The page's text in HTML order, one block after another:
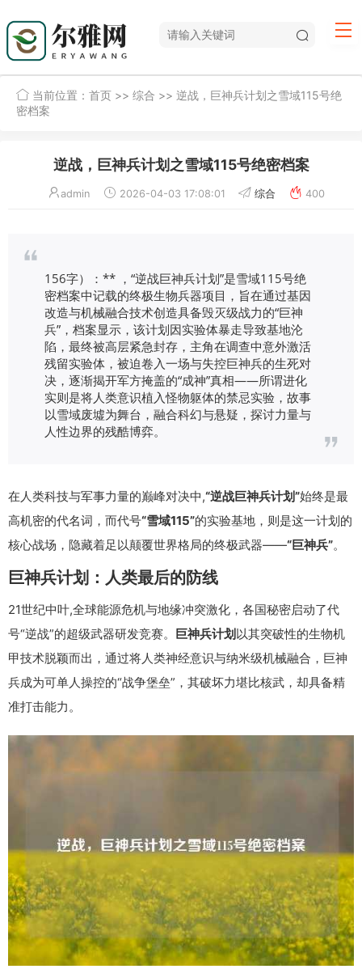
当前位置： 首页 >> 综合 >> 逆战，巨神兵计划之雪域115号绝
密档案
逆战，巨神兵计划之雪域115号绝密档案
admin 2026-04-03 17:08:01 综合 400
156字）：** ，“逆战巨神兵计划”是雪域115号绝
密档案中记载的终极生物兵器项目，旨在通过基因
改造与机械融合技术创造具备毁灭级战力的“巨神
兵”，档案显示，该计划因实验体暴走导致基地沦
陷，最终被高层紧急封存，主角在调查中意外激活
残留实验体，被迫卷入一场与失控巨神兵的生死对
决，逐渐揭开军方掩盖的“成神”真相——所谓进化
实则是将人类意识植入怪物躯体的禁忌实验，故事
以雪域废墟为舞台，融合科幻与悬疑，探讨力量与
人性边界的残酷博弈。
在人类科技与军事力量的巅峰对决中,“逆战巨神兵计划”始终是最
高机密的代名词，而代号“雪域115”的实验基地，则是这一计划的
核心战场，隐藏着足以颠覆世界格局的终极武器——“巨神兵”。
巨神兵计划：人类最后的防线
21世纪中叶,全球能源危机与地缘冲突激化，各国秘密启动了代
号“逆战”的超级武器研发竞赛。 巨神兵计划以其突破性的生物机
甲技术脱颖而出，通过将人类神经意识与纳米级机械融合，巨神
兵成为可单人操控的“战争堡垒”，其破坏力堪比核武，却具备精
准打击能力。